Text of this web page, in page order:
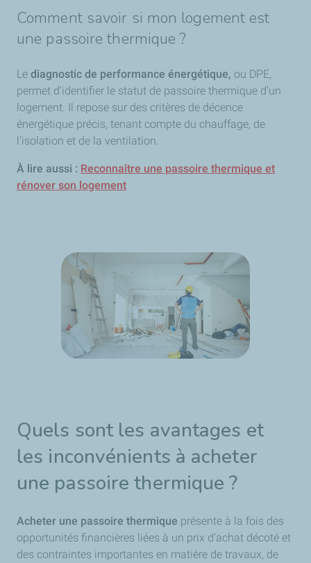
Comment savoir si mon logement est
une passoire thermique ?
Le diagnostic de performance énergétique, ou DPE,
permet d’identifier le statut de passoire thermique d’un
logement. Il repose sur des critères de décence
énergétique précis, tenant compte du chauffage, de
l’isolation et de la ventilation.
À lire aussi : Reconnaître une passoire thermique et
rénover son logement
Quels sont les avantages et
les inconvénients à acheter
une passoire thermique ?
Acheter une passoire thermique présente à la fois des
opportunités financières liées à un prix d’achat décoté et
des contraintes importantes en matière de travaux, de